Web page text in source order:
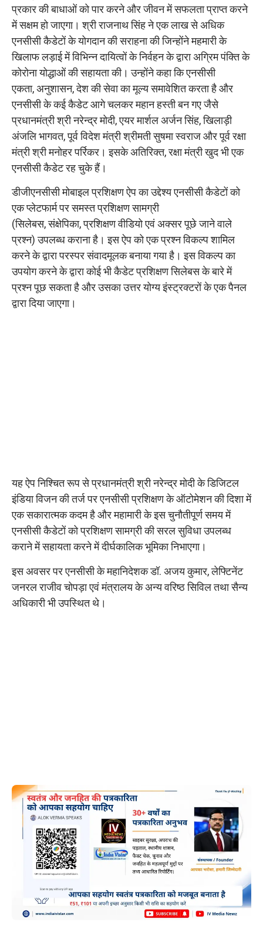
प्रकार की बाधाओं को पार करने और जीवन में सफलता प्राप्त करने
में सक्षम हो जाएगा। श्री राजनाथ सिंह ने एक लाख से अधिक
एनसीसी कैडेटों के योगदान की सराहना की जिन्होंने महमारी के
खिलाफ लड़ाई में विभिन्न दायित्वों के निर्वहन के द्वारा अग्रिम पंक्ति के
कोरोना योद्धाओं की सहायता की। उन्होंने कहा कि एनसीसी
एकता, अनुशासन, देश की सेवा का मूल्य समावेशित करता है और
एनसीसी के कई कैडेट आगे चलकर महान हस्ती बन गए जैसे
प्रधानमंत्री श्री नरेन्द्र मोदी, एयर मार्शल अर्जन सिंह, खिलाड़ी
अंजलि भागवत, पूर्व विदेश मंत्री श्रीमती सुषमा स्वराज और पूर्व रक्षा
मंत्री श्री मनोहर पर्रिकर। इसके अतिरिक्त, रक्षा मंत्री खुद भी एक
एनसीसी कैडेट रह चुके हैं।
डीजीएनसीसी मोबाइल प्रशिक्षण ऐप का उद्देश्य एनसीसी कैडेटों को
एक प्लेटफार्म पर समस्त प्रशिक्षण सामग्री
(सिलेबस, संक्षेपिका, प्रशिक्षण वीडियो एवं अक्सर पूछे जाने वाले
प्रश्न) उपलब्ध कराना है। इस ऐप को एक प्रश्न विकल्प शामिल
करने के द्वारा परस्पर संवादमूलक बनाया गया है। इस विकल्प का
उपयोग करने के द्वारा कोई भी कैडेट प्रशिक्षण सिलेबस के बारे में
प्रश्न पूछ सकता है और उसका उत्तर योग्य इंस्ट्रक्टरों के एक पैनल
द्वारा दिया जाएगा।
यह ऐप निश्चित रूप से प्रधानमंत्री श्री नरेन्द्र मोदी के डिजिटल
इंडिया विजन की तर्ज पर एनसीसी प्रशिक्षण के ऑटोमेशन की दिशा में
एक सकारात्मक कदम है और महामारी के इस चुनौतीपूर्ण समय में
एनसीसी कैडेटों को प्रशिक्षण सामग्री की सरल सुविधा उपलब्ध
कराने में सहायता करने में दीर्घकालिक भूमिका निभाएगा।
इस अवसर पर एनसीसी के महानिदेशक डॉ. अजय कुमार, लेफ्टिनेंट
जनरल राजीव चोपड़ा एवं मंत्रालय के अन्य वरिष्ठ सिविल तथा सैन्य
अधिकारी भी उपस्थित थे।